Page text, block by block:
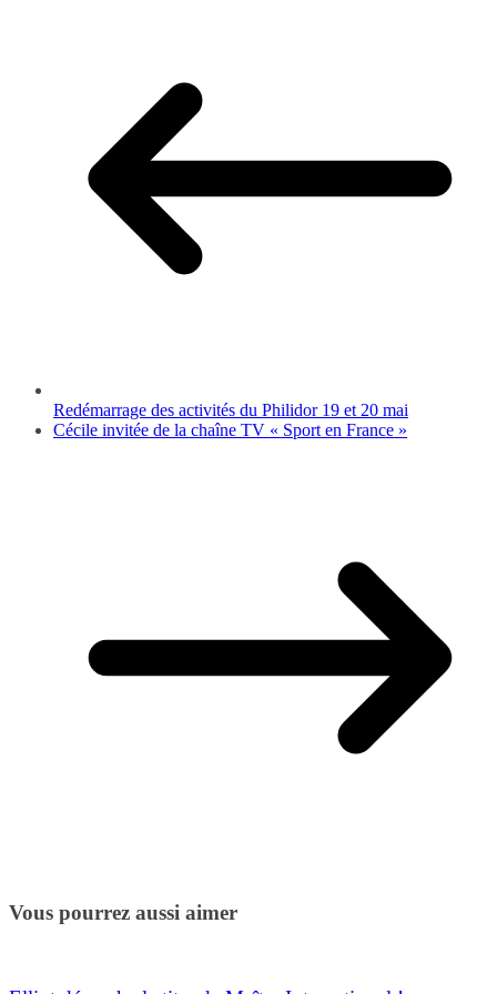
Redémarrage des activités du Philidor 19 et 20 mai
Cécile invitée de la chaîne TV « Sport en France »
Vous pourrez aussi aimer